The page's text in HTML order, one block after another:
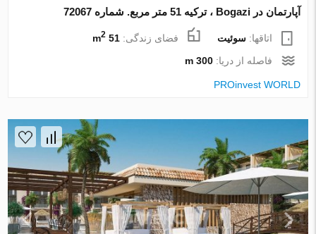
آپارتمان در Bogazi ، ترکیه 51 متر مربع. شماره 72067
اتاقها:سوئیت فضای زندگی:51 m
2
فاصله از دریا:300 m
PROinvest WORLD